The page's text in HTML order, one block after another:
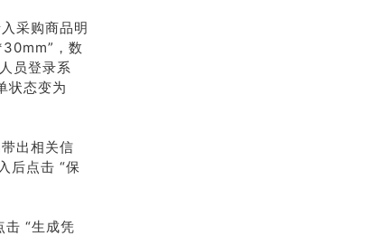
采购商品明
，数
员登录系
状态变为
出相关信
后点击 “保
击 “生成凭